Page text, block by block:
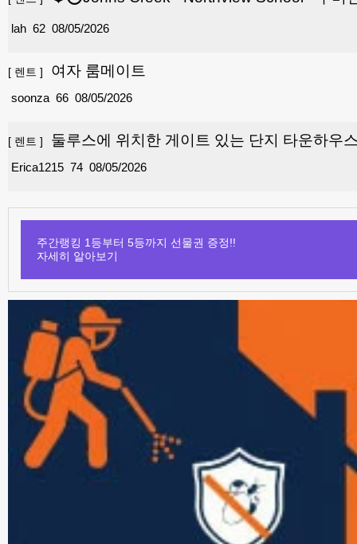
62
lah 08/05/2026
[ 렌트 ] 여자 룸메이트
66
soonza 08/05/2026
[ 렌트 ] 둘루스에 위치한 게이트 있는 단지 타운하우
74
Erica1215 08/05/2026
주간랭킹 1등부터 5등까지 선물권 증정!!
자세히 알아보기